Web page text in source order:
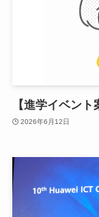
【進学イベン
2026年6月12日